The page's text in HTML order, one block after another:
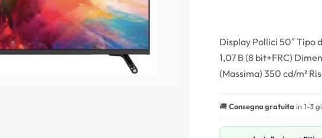
Display Pollici 50″ Tipo
1,07 B (8 bit+FRC)
(Massima) 350 cd/m²
🚚Consegna gratuita in 1-3